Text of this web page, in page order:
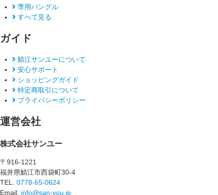
専用バングル
すべて見る
ガイド
鯖江サンユーについて
安心サポート
ショッピングガイド
特定商取引について
プライバシーポリシー
運営会社
株式会社サンユー
〒916-1221
福井県鯖江市西袋町30-4
TEL. 0778-65-0624
Email. info@san-you.jp